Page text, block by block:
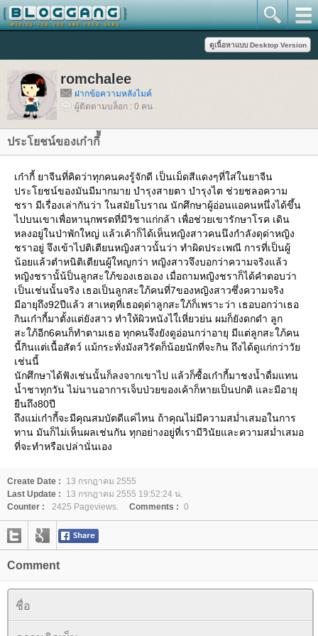
romchalee
ฝากข้อความหลังไมค์
ผู้ติดตามบล็อก : 0 คน
ประโยชน์ของเก๋ากี็้
เก๋ากี้ ยาจีนที่คิดว่าทุกคนคงรู้จักดี เป็นเม็ดสีแดงๆที่ใส่ในยาจีน
ประโยชน์ของมันมีมากมาย บำรุงสายตา บำรุงไต ช่วยชลอความ
ชรา มีเรื่องเล่ากันว่า ในสมัยโบราณ นักศึกษาผู้อ่อนแอคนหนึ่งได้ขึ้น
ไปบนเขาเพื่อหานุกพรตที่มีวิชาแก่กล้า เพื่อช่วยเขารักษาโรค เดิน
หลงอยู่ในป่าพักใหญ่ แล้วเค้าก็ได้เห็นหญิงสาวคนนึงกำลังดุด่าหญิง
ชราอยู่ จึงเข้าไปติเตียนหญิงสาวนั้นว่า ทำผิดประเพณี การที่เป็นผู้
น้อยแล้วตำหนิติเตียนผู้ใหญกว่า หญิงสาวจึงบอกว่าความจริงแล้ว
หญิงชรานั้น้ป็นลูกสะใภ้ของเธอเอง เมื่อถามหญิงชราก็ได้คำตอบว่า
เป็นเช่นนั้นจริง เธอเป็นลูกสะใภ้คนที่7ของหญิงสาวซึ่งความจริง
มีอายุถึง92ปีแล้ว สาเหตุที่เธอดุด่าลูกสะใภ้ก็เพราะว่า เธอบอกว่าเธอ
กินเก๋ากี้มาตั้งแต่ยังสาว ทำให้ผิวหนังไใ่เหี่ยวย่น ผมก็ยังดกดำ ลูก
สะใภ้อีก6คนก็ทำตามเธอ ทุกคนจึงยังดูอ่อนกว่าอายุ มีแต่ลูกสะใภ้คน
นี้กินแต่เนื้อสัตว์ แม้กระทั่งมังสวิรัตก็น้อยนักที่จะกิน ถึงได้ดูแก่กว่าวั
เช่นนี้
นักศึกษาได้ฟังเช่นนั้นก็ลงจากเขาไป แล้วก็ซื้อเก๋ากี้มาชงน้ำดื่มแทน
น้ำชาทุกวัน ไม่นานอาการเจ็บป่วยของเค้าก็หายเป็นปกติ และมีอายุ
ืนถึง80ปี
ถึงแม่เก๋ากี้จะมีคุณสมบัตดีแค่ไหน ถ้าคุณไม่มีความสม่ำเสมอในการ
ทาน มันก็ไม่เห็นผลเช่นกัน ทุกอย่างอยู่ที่เรามีวินัยและความสม่ำเสมอ
ที่จะทำหรือเปล่านั่นเอง
Create Date :
13 กรกฎาคม 2555
Last Update :
13 กรกฎาคม 2555 19:52:24 น.
Counter :
2425 Pageviews. Comments : 0
Comment